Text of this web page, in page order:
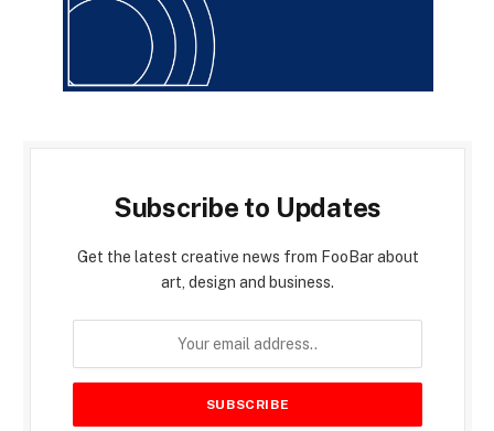
Subscribe to Updates
Get the latest creative news from FooBar about
art, design and business.